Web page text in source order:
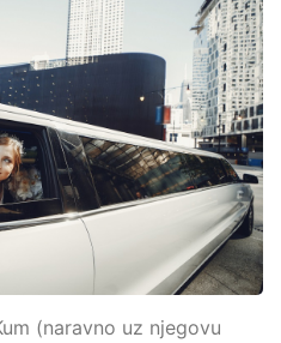
(naravno uz njegovu